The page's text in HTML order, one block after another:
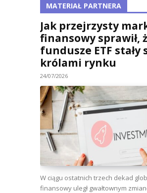
MATERIAŁ PARTNERA
Jak przejrzysty
finansowy sprawił,
fundusze ETF stały
królami rynku
24/07/2026
W ciągu ostatnich trzech dekad
finansowy uległ gwałtownym